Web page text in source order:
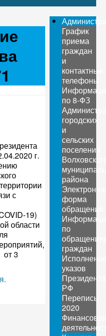
г.
с
19)
области
от 3
График
приема
граждан
и
контактные
телефоны
по 8-ФЗ
городских
и
сельских
поселений
района
форма
обращений
по
граждан
указов
Президента
РФ
Перепись
2020